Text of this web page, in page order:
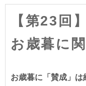
【第23回
お歳暮に
お歳暮に「賛成」は